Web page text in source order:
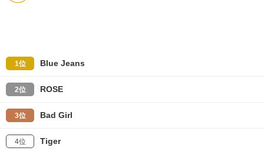
1位 Blue Jeans
2位 ROSE
3位 Bad Girl
4位 Tiger